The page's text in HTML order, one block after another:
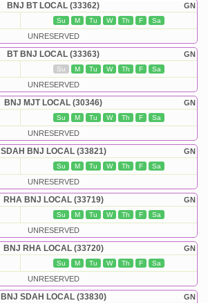
GN
BNJ BT LOCAL (33362)
Su M Tu W Th F Sa
UNRESERVED
GN
BT BNJ LOCAL (33363)
Su M Tu W Th F Sa
UNRESERVED
GN
BNJ MJT LOCAL (30346)
Su M Tu W Th F Sa
UNRESERVED
GN
SDAH BNJ LOCAL (33821)
Su M Tu W Th F Sa
UNRESERVED
GN
RHA BNJ LOCAL (33719)
Su M Tu W Th F Sa
UNRESERVED
GN
BNJ RHA LOCAL (33720)
Su M Tu W Th F Sa
UNRESERVED
GN
BNJ SDAH LOCAL (33830)